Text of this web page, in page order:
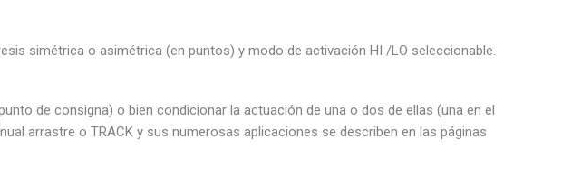
simétrica o asimétrica (en puntos) y modo de activación HI /LO seleccionable.
de consigna) o bien condicionar la actuación de una o dos de ellas (una en el
arrastre o TRACK y sus numerosas aplicaciones se describen en las páginas